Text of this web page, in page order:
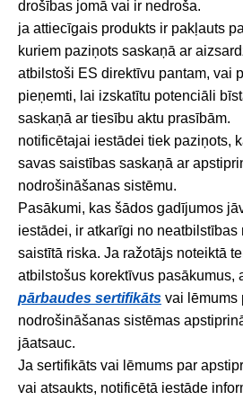
drošības jomā vai ir nedroša.
ja attiecīgais produkts ir pakļauts
kuriem paziņots saskaņā ar
atbilstoši ES direktīvu pantam, vai
pieņemti, lai izskatītu potenciāli
saskaņā ar tiesību aktu prasībām.
notificētajai iestādei tiek paziņots,
savas saistības saskaņā ar
nodrošināšanas sistēmu.
Pasākumi, kas šādos gadījumos
iestādei, ir atkarīgi no neatbilstības
saistītā riska. Ja ražotājs noteiktā
atbilstošus korektīvus pasākumus,
pārbaudes sertifikāts vai lēmums
nodrošināšanas sistēmas
jāatsauc.
Ja sertifikāts vai lēmums par
vai atsaukts, notificētā iestāde